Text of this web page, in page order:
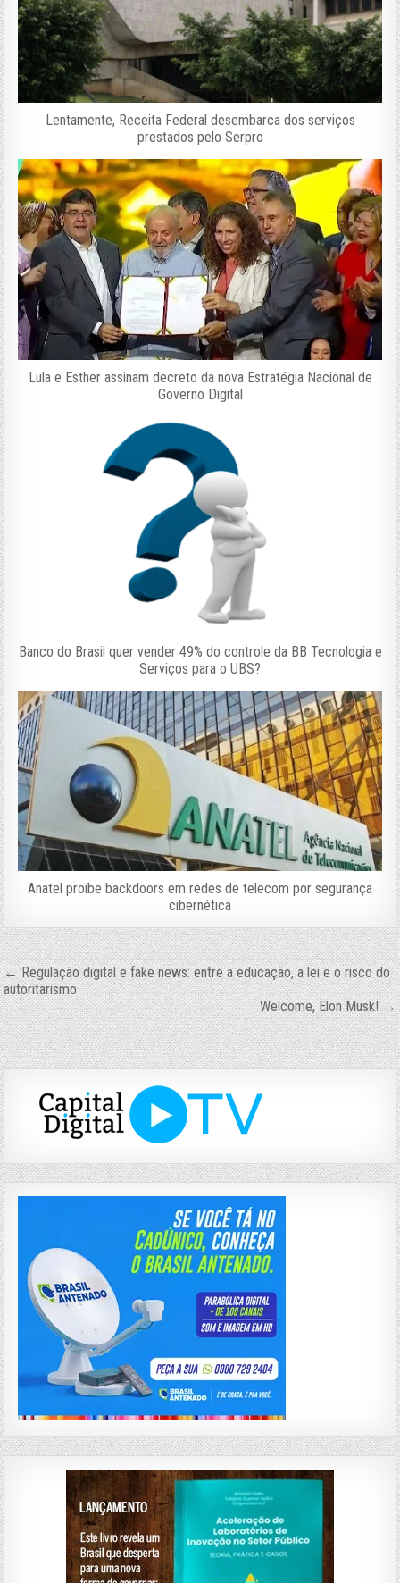
Lentamente, Receita Federal desembarca dos serviços
prestados pelo Serpro
Lula e Esther assinam decreto da nova Estratégia Nacional de
Governo Digital
Banco do Brasil quer vender 49% do controle da BB Tecnologia e
Serviços para o UBS?
Anatel proíbe backdoors em redes de telecom por segurança
cibernética
Navegação
de
Post
← Regulação digital e fake news: entre a educação, a lei e o risco do
autoritarismo
Welcome, Elon Musk! →